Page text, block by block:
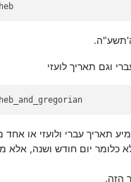
וגם תאריך לועזי
תאריך עברי ולועזי או אחד
יום חודש ושנה, אלא
הזה.